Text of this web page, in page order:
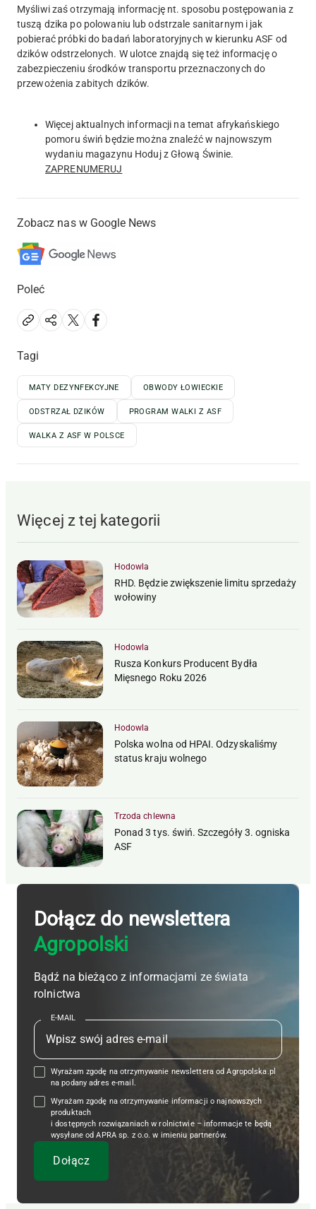
Myśliwi zaś otrzymają informację nt. sposobu postępowania z
tuszą dzika po polowaniu lub odstrzale sanitarnym i jak
pobierać próbki do badań laboratoryjnych w kierunku ASF od
dzików odstrzelonych. W ulotce znajdą się też informację o
zabezpieczeniu środków transportu przeznaczonych do
przewożenia zabitych dzików.
Więcej aktualnych informacji na temat afrykańskiego
pomoru świń będzie można znaleźć w najnowszym
wydaniu magazynu Hoduj z Głową Świnie.
ZAPRENUMERUJ
Zobacz nas w Google News
Poleć
Tagi
MATY DEZYNFEKCYJNE OBWODY ŁOWIECKIE
ODSTRZAŁ DZIKÓW PROGRAM WALKI Z ASF
WALKA Z ASF W POLSCE
Więcej z tej kategorii
Hodowla
RHD. Będzie zwiększenie limitu sprzedaży
wołowiny
Hodowla
Rusza Konkurs Producent Bydła
Mięsnego Roku 2026
Hodowla
Polska wolna od HPAI. Odzyskaliśmy
status kraju wolnego
Trzoda chlewna
Ponad 3 tys. świń. Szczegóły 3. ogniska
ASF
Dołącz do newslettera
Agropolski
Bądź na bieżąco z informacjami ze świata
rolnictwa
E-MAIL
Wyrażam zgodę na otrzymywanie newslettera od Agropolska.pl
na podany adres e-mail.
Wyrażam zgodę na otrzymywanie informacji o najnowszych
produktach
i dostępnych rozwiązaniach w rolnictwie – informacje te będą
wysyłane od APRA sp. z o.o. w imieniu partnerów.